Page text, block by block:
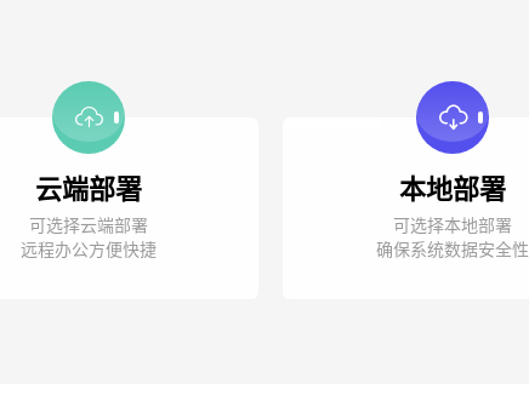
云端部署
可选择云端部署
远程办公方便快捷
本地部署
可选择本地部署
确保系统数据安全性